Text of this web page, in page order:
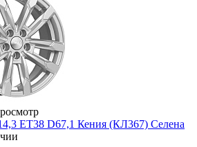
ET38 D67,1 Кения (КЛ367) Селена